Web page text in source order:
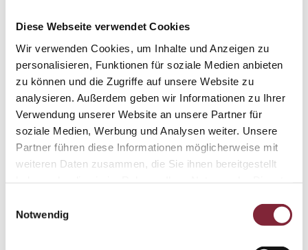
Diese Webseite verwendet Cookies
Wir verwenden Cookies, um Inhalte und Anzeigen zu
personalisieren, Funktionen für soziale Medien anbieten
zu können und die Zugriffe auf unsere Website zu
analysieren. Außerdem geben wir Informationen zu Ihrer
Verwendung unserer Website an unsere Partner für
soziale Medien, Werbung und Analysen weiter. Unsere
Partner führen diese Informationen möglicherweise mit
weiteren Daten zusammen, die Sie ihnen bereitgestellt
Notwendig
ISBN 978-3-9502622-7-8
exkl. Versand)